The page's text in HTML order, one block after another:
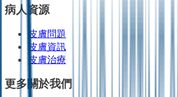
病人資源
皮膚問題
皮膚資訊
皮膚治療
更多關於我們